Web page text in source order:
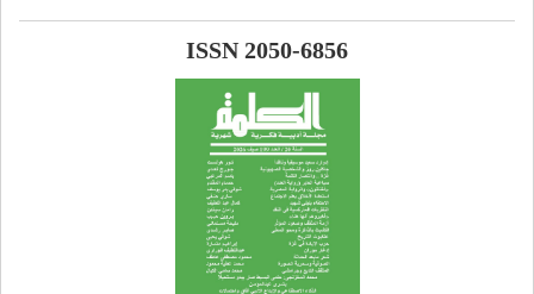
ISSN 2050-6856